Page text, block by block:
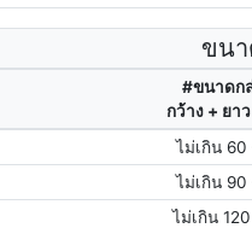
ขนา
#ขนาดก
กว้าง + ยา
ไม่เกิน 60
ไม่เกิน 90
ไม่เกิน